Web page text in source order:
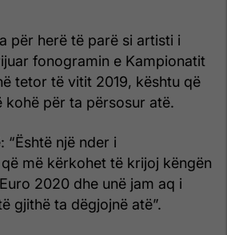
për herë të parë si artisti i
fonogramin e Kampionatit
tetor të vitit 2019, kështu që
kohë për ta përsosur atë.
“Është një nder i
më kërkohet të krijoj këngën
2020 dhe unë jam aq i
gjithë ta dëgjojnë atë”.